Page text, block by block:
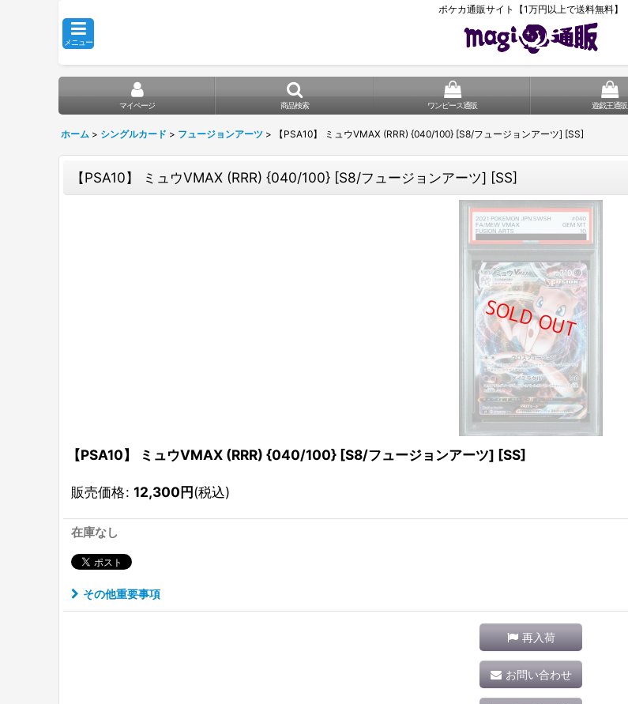
ポケカ通販サイト【1万円以上で送料無料】
メニュー
マイページ 商品検索 ワンピース通販 遊戯王通販
ホーム > シングルカード > フュージョンアーツ > 【PSA10】 ミュウVMAX (RRR) {040/100} [S8/フュージョンアーツ] [SS]
【PSA10】 ミュウVMAX (RRR) {040/100} [S8/フュージョンアーツ] [SS]
【PSA10】 ミュウVMAX (RRR) {040/100} [S8/フュージョンアーツ] [SS]
販売価格: 12,300円(税込)
在庫なし
その他重要事項
再入荷
お問い合わせ